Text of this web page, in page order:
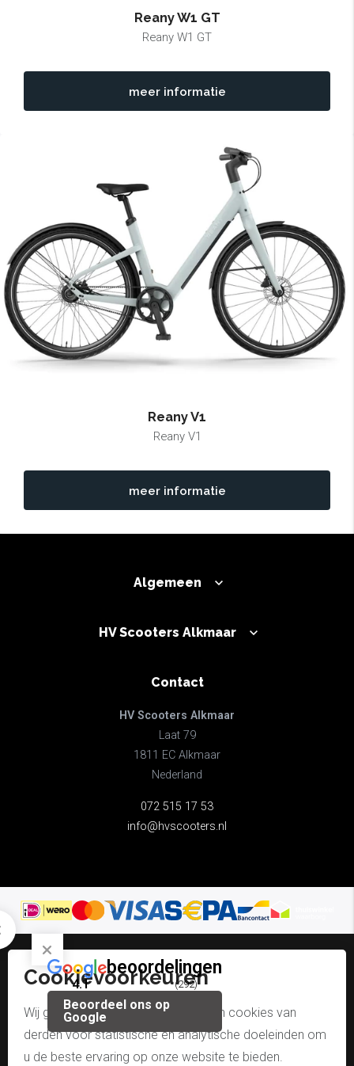
Reany W1 GT
Reany W1 GT
meer informatie
Reany V1
Reany V1
meer informatie
Algemeen
HV Scooters Alkmaar
Contact
HV Scooters Alkmaar
Laat 79
1811 EC Alkmaar
Nederland
072 515 17 53
info@hvscooters.nl
© hv scooters alkmaar
algemene voorwaarden
disclaimer & copyright
beoordelingen
4.1 (292)
Beoordeel ons op
Google
Cookievoorkeuren
Wij gebruiken onze eigen cookies en cookies van
derden voor statistische en analytische doeleinden om
u de beste ervaring op onze website te bieden.